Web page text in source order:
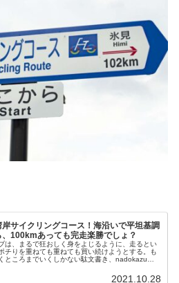
岸サイクリングコース！海沿いで平坦基調
、100kmあっても完走楽勝でしょ？
は、まるで狂おしく身をよじるように、走るとい
チりを重ねても重ねても買い続けようとする。も
ところまでいくしかない駄文書き、nadokazuで
2021.10.28